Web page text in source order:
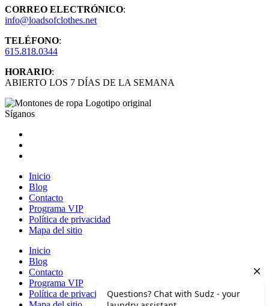
CORREO ELECTRÓNICO:
info@loadsofclothes.net
TELÉFONO:
615.818.0344
HORARIO:
ABIERTO LOS 7 DÍAS DE LA SEMANA
Síganos
Inicio
Blog
Contacto
Programa VIP
Política de privacidad
Mapa del sitio
Inicio
Blog
Contacto
Programa VIP
Política de privacidad